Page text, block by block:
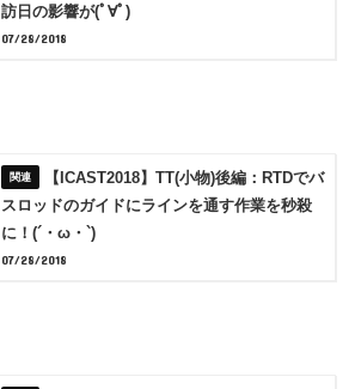
訪日の影響が(ﾟ∀ﾟ)
07/28/2018
【ICAST2018】TT(小物)後編：RTDでバ
スロッドのガイドにラインを通す作業を秒殺
に！(´・ω・`)
07/28/2018